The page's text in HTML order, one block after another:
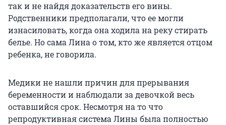
так и не найдя доказательств его вины.
Родственники предполагали, что ее могли
изнасиловать, когда она ходила на реку стирать
белье. Но сама Лина о том, кто же является отцом
ребенка, не говорила.
Медики не нашли причин для прерывания
беременности и наблюдали за девочкой весь
оставшийся срок. Несмотря на то что
репродуктивная система Лины была полностью